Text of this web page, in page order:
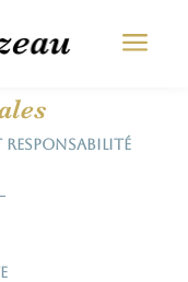
a
responsabilité